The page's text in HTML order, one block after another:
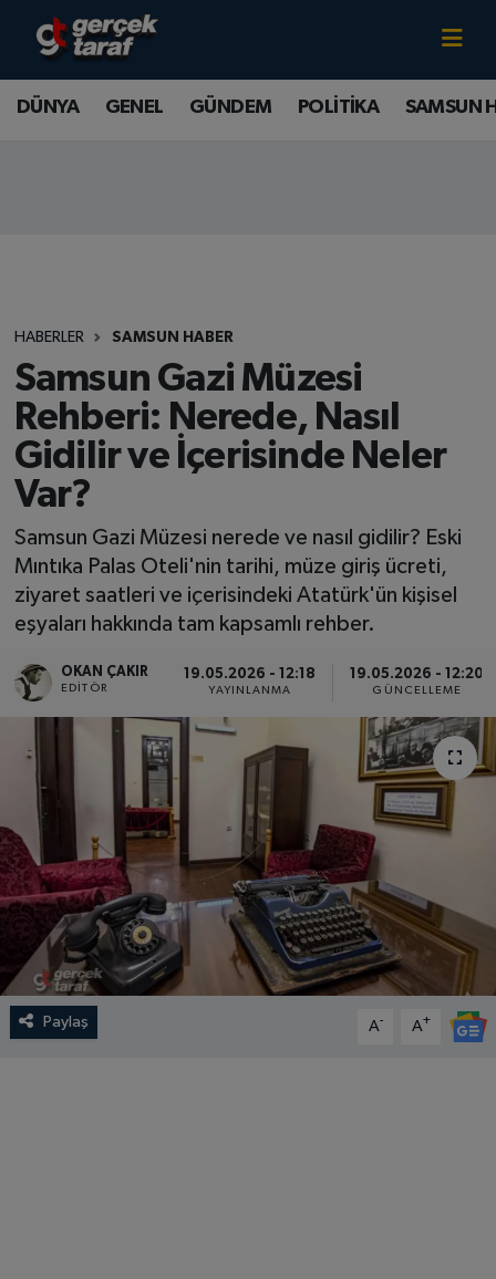
DÜNYA GENEL GÜNDEM POLİTİKA SAMSUN
HABERLER SAMSUN HABER
Samsun Gazi Müzesi
Rehberi: Nerede, Nasıl
Gidilir ve İçerisinde Neler
Var?
Samsun Gazi Müzesi nerede ve nasıl gidilir? Eski
Mıntıka Palas Oteli'nin tarihi, müze giriş ücreti,
ziyaret saatleri ve içerisindeki Atatürk'ün kişisel
eşyaları hakkında tam kapsamlı rehber.
OKAN ÇAKIR
EDITÖR
19.05.2026 - 12:18
YAYINLANMA
19.05.2026 - 12:20
GÜNCELLEME
Paylaş A- A+
Canlı TV İzle
DÜNYA
SAMSUNSPOR
SAĞLIK
TEKNOLOJİ
SPOR
EKONOMİ
Samsun Nöbetçi Eczaneler
Tüm Manşetler
Son Dakika Haberleri
Haber Arşivi